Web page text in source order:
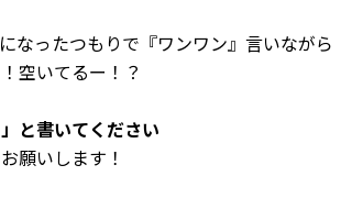
なったつもりで『ワンワン』言いながら
空いてるー！？
と書いてください
願いします！